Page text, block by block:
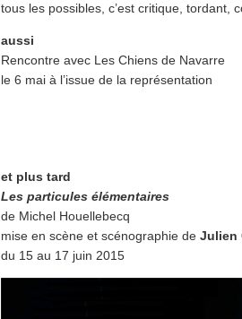
tous les possibles, c’est critique, tordant,
aussi
Rencontre avec Les Chiens de Navarre
le 6 mai à l’issue de la représentation
et plus tard
Les particules élémentaires
de Michel Houellebecq
mise en scène et scénographie de Julien
du 15 au 17 juin 2015